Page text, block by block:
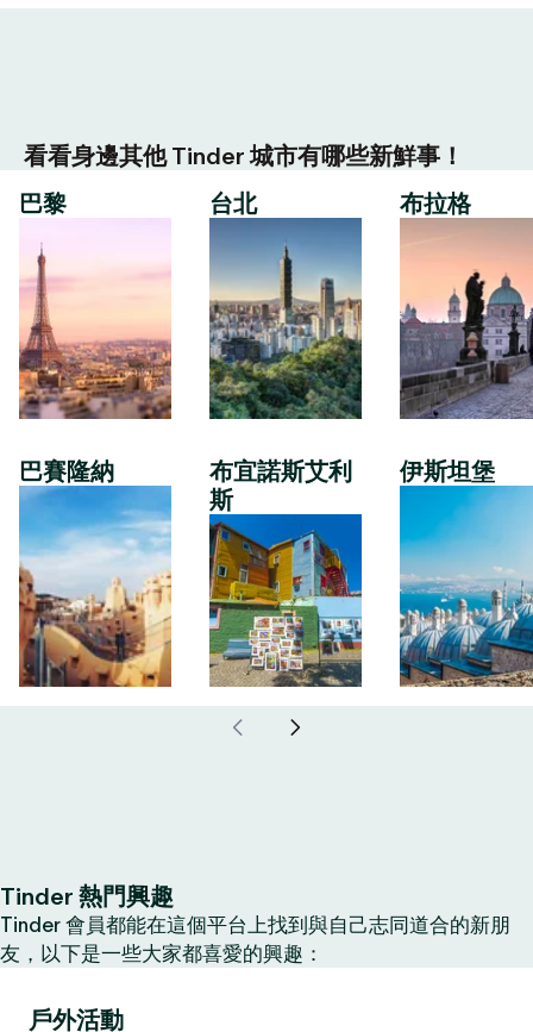
看看身邊其他 Tinder 城市有哪些新鮮事！
巴黎
巴賽隆納
台北
布宜諾斯艾利
斯
布拉格
伊斯坦堡
Tinder 熱門興趣
Tinder 會員都能在這個平台上找到與自己志同道合的新朋
友，以下是一些大家都喜愛的興趣：
戶外活動